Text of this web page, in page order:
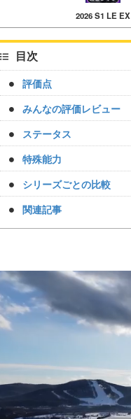
2026 S1 LE EX
目次
評価点
みんなの評価レビュー
ステータス
特殊能力
シリーズごとの比較
関連記事